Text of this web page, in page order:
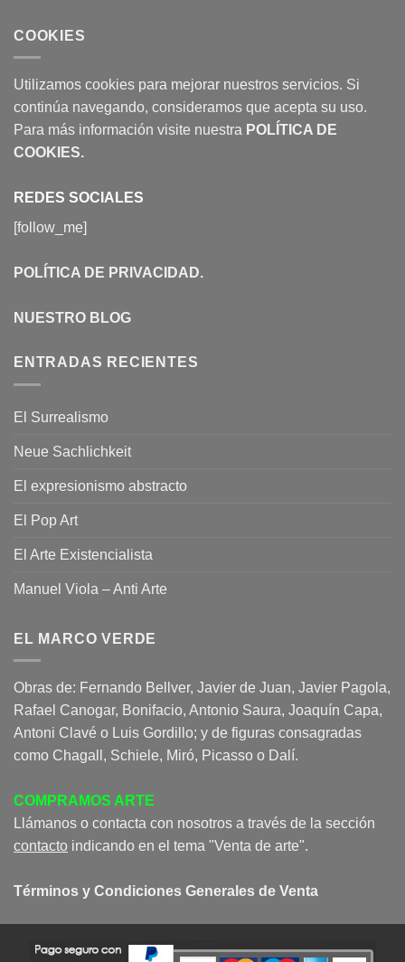
COOKIES
Utilizamos cookies para mejorar nuestros servicios. Si
continúa navegando, consideramos que acepta su uso.
Para más información visite nuestra POLÍTICA DE
COOKIES.
REDES SOCIALES
[follow_me]
POLÍTICA DE PRIVACIDAD.
NUESTRO BLOG
ENTRADAS RECIENTES
El Surrealismo
Neue Sachlichkeit
El expresionismo abstracto
El Pop Art
El Arte Existencialista
Manuel Viola – Anti Arte
EL MARCO VERDE
Obras de: Fernando Bellver, Javier de Juan, Javier Pagola,
Rafael Canogar, Bonifacio, Antonio Saura, Joaquín Capa,
Antoni Clavé o Luis Gordillo; y de figuras consagradas
como Chagall, Schiele, Miró, Picasso o Dalí.
COMPRAMOS ARTE
Llámanos o contacta con nosotros a través de la sección
contacto indicando en el tema "Venta de arte".
Términos y Condiciones Generales de Venta